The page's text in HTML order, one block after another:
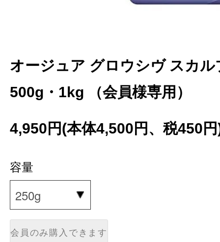
オージュア グロウシヴ スカ
500g・1kg （会員様専用）
4,950円(本体4,500円、税450
容量
会員のみ購入できます